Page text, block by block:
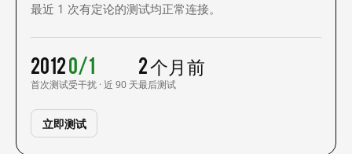
最近 1 次有定论的测试均正常连接。
2012
首次测试
0/1
受干扰 · 近 90 天
2 个月前
最后测试
立即测试